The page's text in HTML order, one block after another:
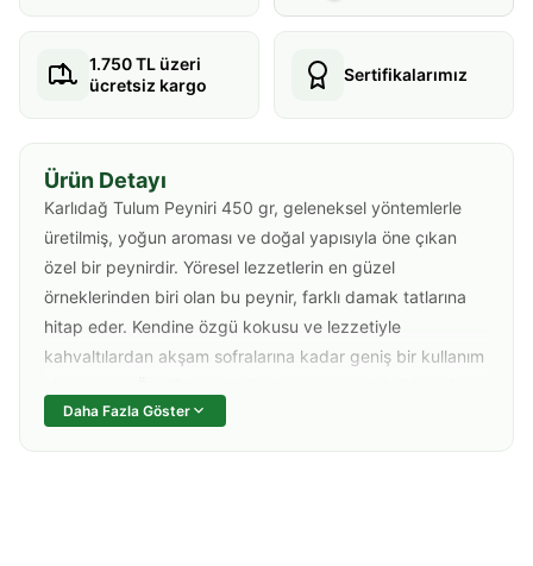
1.750 TL üzeri
ücretsiz kargo
Sertifikalarımız
Ürün Detayı
Karlıdağ Tulum Peyniri 450 gr, geleneksel yöntemlerle
üretilmiş, yoğun aroması ve doğal yapısıyla öne çıkan
özel bir peynirdir. Yöresel lezzetlerin en güzel
örneklerinden biri olan bu peynir, farklı damak tatlarına
hitap eder. Kendine özgü kokusu ve lezzetiyle
kahvaltılardan akşam sofralarına kadar geniş bir kullanım
eşsiz bir tamamlayıcıdır. Sofralarınızın vazgeçilmezi
Daha Fazla Göster